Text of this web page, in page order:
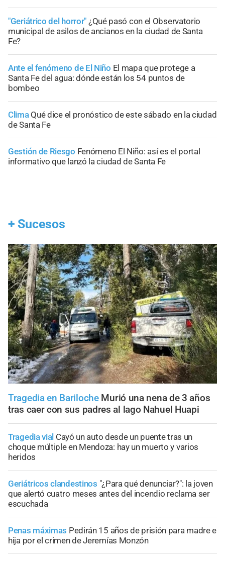
"Geriátrico del horror" ¿Qué pasó con el Observatorio
municipal de asilos de ancianos en la ciudad de Santa
Fe?
Ante el fenómeno de El Niño El mapa que protege a
Santa Fe del agua: dónde están los 54 puntos de
bombeo
Clima Qué dice el pronóstico de este sábado en la ciudad
de Santa Fe
Gestión de Riesgo Fenómeno El Niño: así es el portal
informativo que lanzó la ciudad de Santa Fe
+ Sucesos
Tragedia en Bariloche Murió una nena de 3 años
tras caer con sus padres al lago Nahuel Huapi
Tragedia vial Cayó un auto desde un puente tras un
choque múltiple en Mendoza: hay un muerto y varios
heridos
Geriátricos clandestinos "¿Para qué denunciar?": la joven
que alertó cuatro meses antes del incendio reclama ser
escuchada
Penas máximas Pedirán 15 años de prisión para madre e
hija por el crimen de Jeremías Monzón